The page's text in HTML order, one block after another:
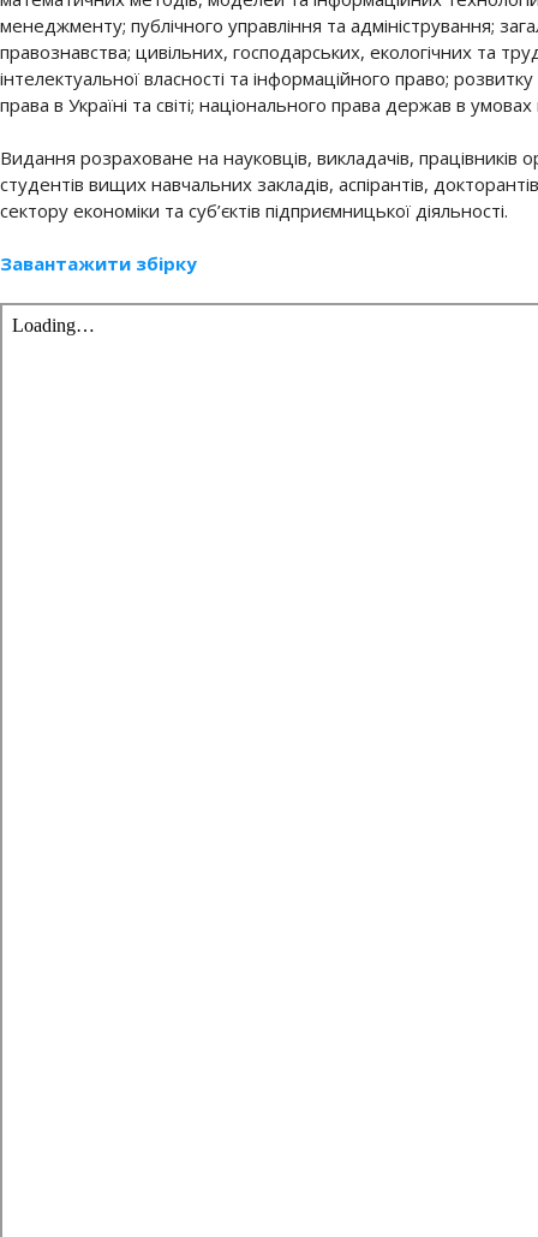
менеджменту; публічного управління та адміністрування;
правознавства; цивільних, господарських, екологічних та
інтелектуальної власності та інформаційного право;
права в Україні та світі; національного права держав в умовах
Видання розраховане на науковців, викладачів, працівників
студентів вищих навчальних закладів, аспірантів,
сектору економіки та суб’єктів підприємницької діяльності.
Завантажити збірку